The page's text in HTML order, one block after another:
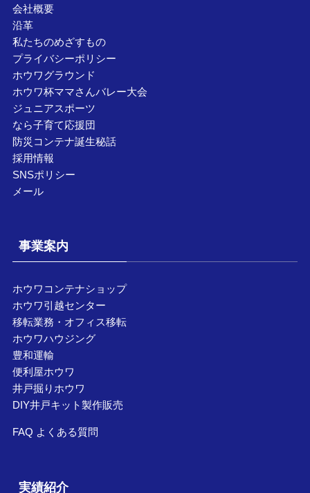
会社概要
沿革
私たちのめざすもの
プライバシーポリシー
ホウワグラウンド
ホウワ杯ママさんバレー大会
ジュニアスポーツ
なら子育て応援団
防災コンテナ誕生秘話
採用情報
SNSポリシー
メール
事業案内
ホウワコンテナショップ
ホウワ引越センター
移転業務・オフィス移転
ホウワハウジング
豊和運輸
便利屋ホウワ
井戸掘りホウワ
DIY井戸キット製作販売
FAQ よくある質問
実績紹介